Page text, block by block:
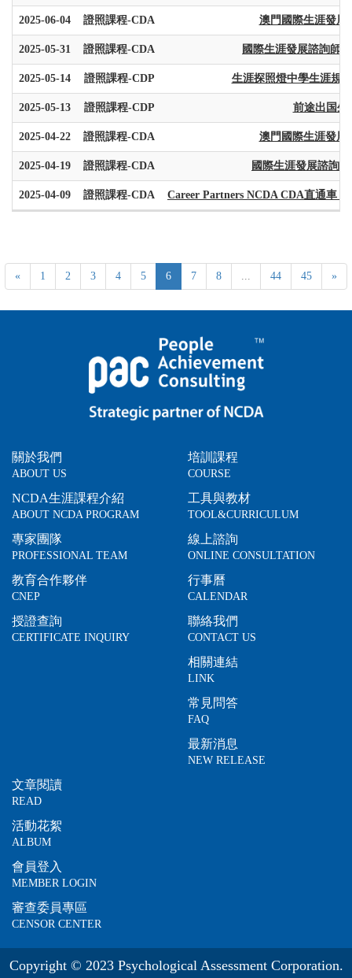
2025-06-04 證照課程-CDA 澳門國際生涯發展
2025-05-31 證照課程-CDA 國際生涯發展諮詢師
2025-05-14 證照課程-CDP 生涯探照燈中學生涯規
2025-05-13 證照課程-CDP 前途出国生
2025-04-22 證照課程-CDA 澳門國際生涯發展
2025-04-19 證照課程-CDA 國際生涯發展諮詢
2025-04-09 證照課程-CDA Career Partners NCDA CDA直通車
« 1 2 3 4 5 6 7 8 ... 44 45 »
關於我們
ABOUT US
NCDA生涯課程介紹
ABOUT NCDA PROGRAM
專家團隊
PROFESSIONAL TEAM
教育合作夥伴
CNEP
授證查詢
CERTIFICATE INQUIRY
培訓課程
COURSE
工具與教材
TOOL&CURRICULUM
線上諮詢
ONLINE CONSULTATION
行事曆
CALENDAR
聯絡我們
CONTACT US
相關連結
LINK
常見問答
FAQ
最新消息
NEW RELEASE
文章閱讀
READ
活動花絮
ALBUM
會員登入
MEMBER LOGIN
審查委員專區
CENSOR CENTER
Copyright © 2023 Psychological Assessment Corporation.